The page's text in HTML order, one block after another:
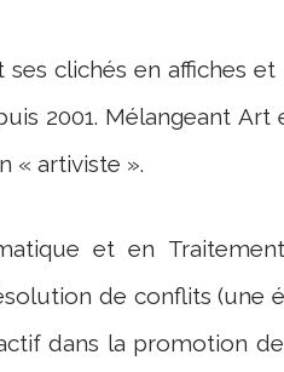
clichés en affiches
2001. Mélangeant Art
« artiviste ».
et en
de conflits (une
dans la promotion